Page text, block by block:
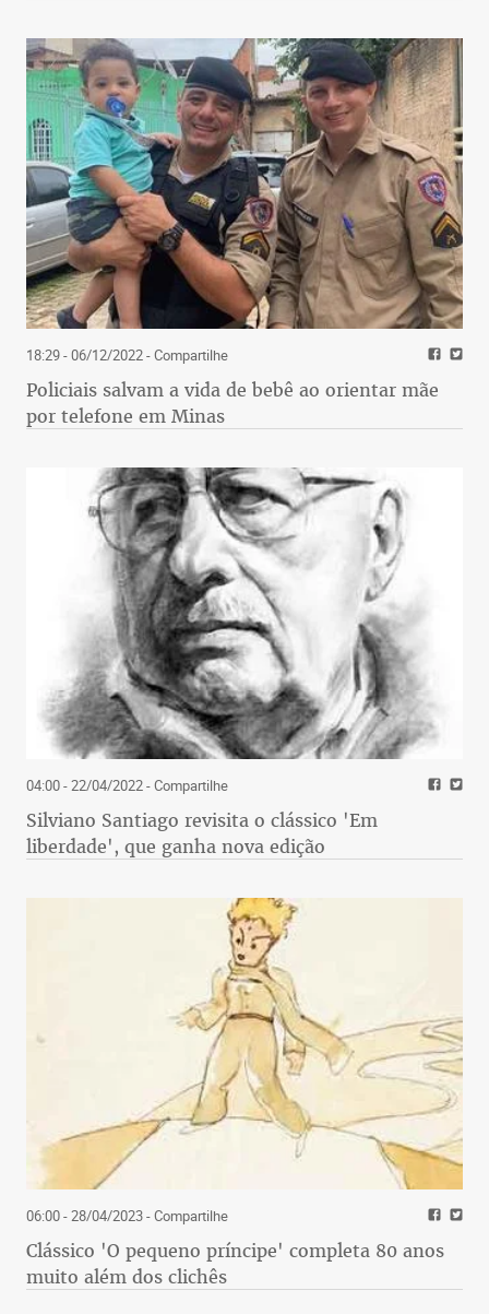
18:29 - 06/12/2022- Compartilhe
Policiais salvam a vida de bebê ao orientar mãe
por telefone em Minas
04:00 - 22/04/2022- Compartilhe
Silviano Santiago revisita o clássico 'Em
liberdade', que ganha nova edição
06:00 - 28/04/2023- Compartilhe
Clássico 'O pequeno príncipe' completa 80 anos
muito além dos clichês